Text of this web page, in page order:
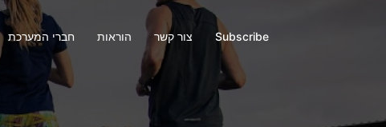
חברי המערכת הוראות צור קשר Subscribe